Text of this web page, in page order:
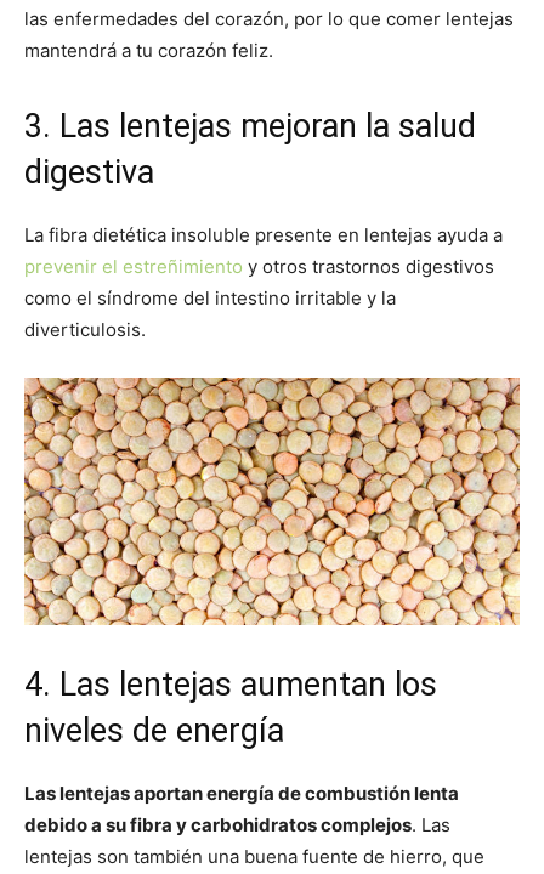
las enfermedades del corazón, por lo que comer lentejas
mantendrá a tu corazón feliz.
3. Las lentejas mejoran la salud
digestiva
La fibra dietética insoluble presente en lentejas ayuda a
prevenir el estreñimiento y otros trastornos digestivos
como el síndrome del intestino irritable y la
diverticulosis.
4. Las lentejas aumentan los
niveles de energía
Las lentejas aportan energía de combustión lenta
debido a su fibra y carbohidratos complejos. Las
lentejas son también una buena fuente de hierro, que